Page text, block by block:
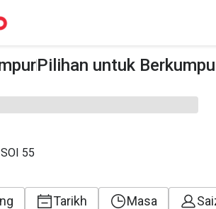
Pilihan untuk Berkumpul
SOI 55
Tarikh Masa